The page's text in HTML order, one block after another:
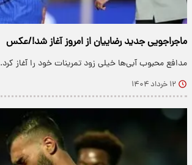
ماجراجویی جدید رضاییان از امروز آغاز شد!/عکس
مدافع محبوب آبی‌ها خیلی زود تمرینات خود را آغاز کرد.
۱۲ خرداد ۱۴۰۴